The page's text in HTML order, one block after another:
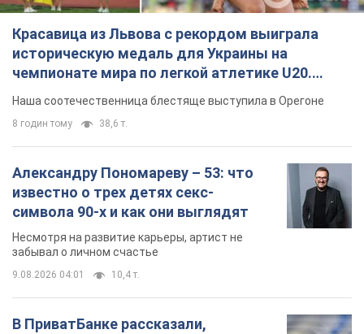
Красавица из Львова с рекордом выиграла
историческую медаль для Украины на
чемпионате мира по легкой атлетике U20.
Видео
Наша соотечественница блестяще выступила в Орегоне
8 годин тому 38,6 т.
Александру Пономареву – 53: что
известно о трех детях секс-
символа 90-х и как они выглядят
Несмотря на развитие карьеры, артист не
забывал о личном счастье
9.08.2026 04:01 10,4 т.
В ПриватБанке рассказали,